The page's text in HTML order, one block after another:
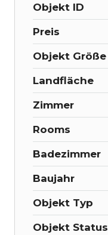
Objekt ID
Preis
Objekt Größe
Landfläche
Zimmer
Rooms
Badezimmer
Baujahr
Objekt Typ
Objekt Status